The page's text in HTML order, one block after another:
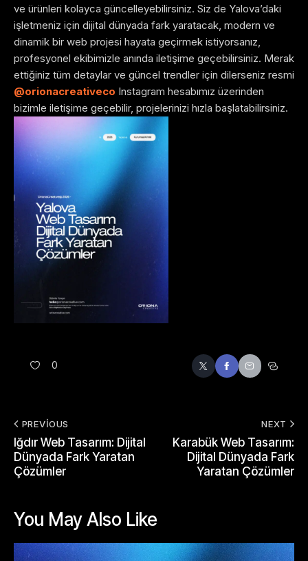
ve ürünleri kolayca güncelleyebilirsiniz. Siz de Yalova’daki
işletmeniz için dijital dünyada fark yaratacak, modern ve
dinamik bir web projesi hayata geçirmek istiyorsanız,
profesyonel ekibimizle anında iletişime geçebilirsiniz. Merak
ettiğiniz tüm detaylar ve güncel trendler için dilerseniz resmi
@orionacreativeco Instagram hesabımız üzerinden
bizimle iletişime geçebilir, projelerinizi hızla başlatabilirsiniz.
0
PREVIOUS
Iğdır Web Tasarım: Dijital
Dünyada Fark Yaratan
Çözümler
NEXT
Karabük Web Tasarım:
Dijital Dünyada Fark
Yaratan Çözümler
You May Also Like